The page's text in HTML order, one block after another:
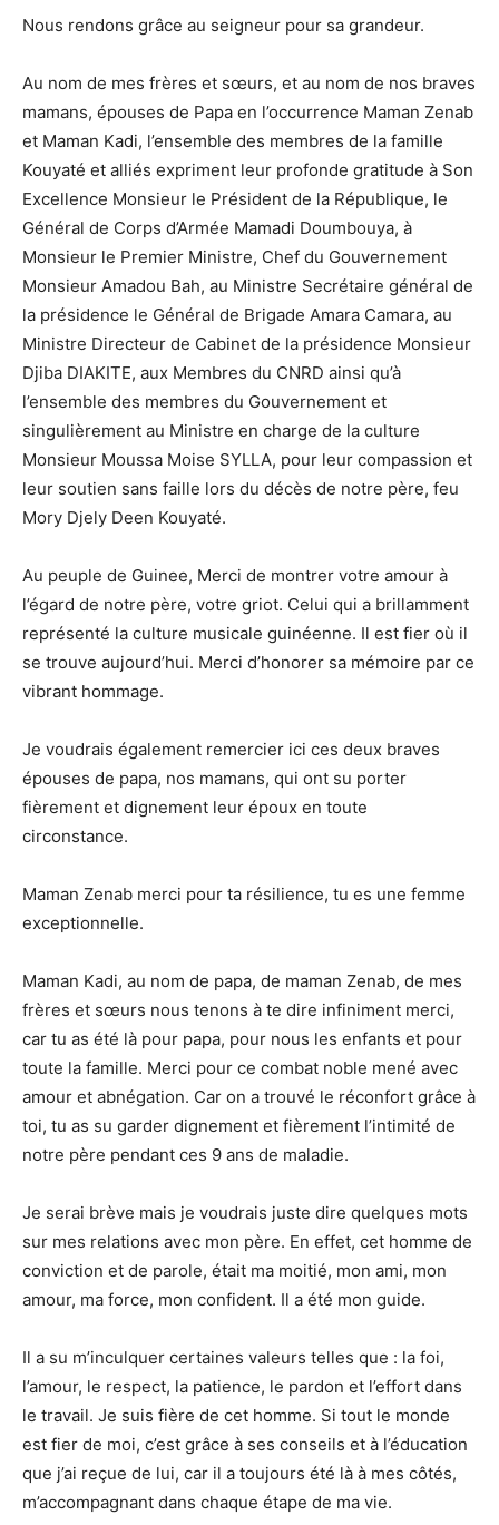
Nous rendons grâce au seigneur pour sa grandeur.
Au nom de mes frères et sœurs, et au nom de nos braves
mamans, épouses de Papa en l’occurrence Maman Zenab
et Maman Kadi, l’ensemble des membres de la famille
Kouyaté et alliés expriment leur profonde gratitude à Son
Excellence Monsieur le Président de la République, le
Général de Corps d’Armée Mamadi Doumbouya, à
Monsieur le Premier Ministre, Chef du Gouvernement
Monsieur Amadou Bah, au Ministre Secrétaire général de
la présidence le Général de Brigade Amara Camara, au
Ministre Directeur de Cabinet de la présidence Monsieur
Djiba DIAKITE, aux Membres du CNRD ainsi qu’à
l’ensemble des membres du Gouvernement et
singulièrement au Ministre en charge de la culture
Monsieur Moussa Moise SYLLA, pour leur compassion et
leur soutien sans faille lors du décès de notre père, feu
Mory Djely Deen Kouyaté.
Au peuple de Guinee, Merci de montrer votre amour à
l’égard de notre père, votre griot. Celui qui a brillamment
représenté la culture musicale guinéenne. Il est fier où il
se trouve aujourd’hui. Merci d’honorer sa mémoire par ce
vibrant hommage.
Je voudrais également remercier ici ces deux braves
épouses de papa, nos mamans, qui ont su porter
fièrement et dignement leur époux en toute
circonstance.
Maman Zenab merci pour ta résilience, tu es une femme
exceptionnelle.
Maman Kadi, au nom de papa, de maman Zenab, de mes
frères et sœurs nous tenons à te dire infiniment merci,
car tu as été là pour papa, pour nous les enfants et pour
toute la famille. Merci pour ce combat noble mené avec
amour et abnégation. Car on a trouvé le réconfort grâce à
toi, tu as su garder dignement et fièrement l’intimité de
notre père pendant ces 9 ans de maladie.
Je serai brève mais je voudrais juste dire quelques mots
sur mes relations avec mon père. En effet, cet homme de
conviction et de parole, était ma moitié, mon ami, mon
amour, ma force, mon confident. Il a été mon guide.
Il a su m’inculquer certaines valeurs telles que : la foi,
l’amour, le respect, la patience, le pardon et l’effort dans
le travail. Je suis fière de cet homme. Si tout le monde
est fier de moi, c’est grâce à ses conseils et à l’éducation
que j’ai reçue de lui, car il a toujours été là à mes côtés,
m’accompagnant dans chaque étape de ma vie.